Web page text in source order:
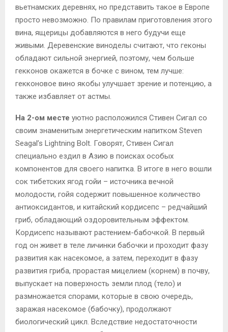
вьетнамских деревнях, но представить такое в Европе
просто невозможно. По правилам приготовления этого
вина, ящерицы добавляются в него будучи еще
живыми. Деревенские виноделы считают, что геконы
обладают сильной энергией, поэтому, чем больше
гекконов окажется в бочке с вином, тем лучше:
гекконовое вино якобы улучшает зрение и потенцию, а
также избавляет от астмы.
На 2-ом месте уютно расположился Стивен Сигал со
своим знаменитым энергетическим напитком Steven
Seagal’s Lightning Bolt. Говорят, Стивен Сигал
специально ездил в Азию в поисках особых
компонентов для своего напитка. В итоге в него вошли
сок тибетских ягод гойи – источника вечной
молодости, гойя содержит повышенное количество
антиоксидантов, и китайский кордисепс – редчайший
гриб, обладающий оздоровительным эффектом.
Кордисепс называют растением-бабочкой. В первый
год он живет в теле личинки бабочки и проходит фазу
развития как насекомое, а затем, переходит в фазу
развития гриба, прорастая мицелием (корнем) в почву,
выпускает на поверхность земли плод (тело) и
размножается спорами, которые в свою очередь,
заражая насекомое (бабочку), продолжают
биологический цикл. Вследствие недостаточности